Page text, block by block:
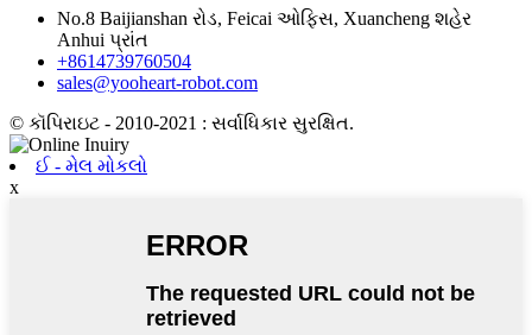
No.8 Baijianshan રોડ, Feicai ઓફિસ, Xuancheng શહેર
Anhui પ્રાંત
+8614739760504
sales@yooheart-robot.com
© કૉપિરાઇટ - 2010-2021 : સર્વાધિકાર સુરક્ષિત.
ઈ - મેલ મોકલો
x